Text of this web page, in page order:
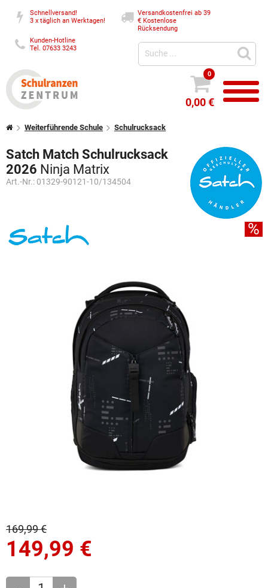
Schnellversand!
3 x täglich an Werktagen!
Versandkostenfrei ab 39
€Kostenlose
Rücksendung
Kunden-Hotline
Tel. 07633 3243
0
0,00 €
Weiterführende Schule Schulrucksack
Satch Match Schulrucksack
2026 Ninja Matrix
Art.-Nr.: 01329-90121-10/134504
%
169,99 €
149,99 €